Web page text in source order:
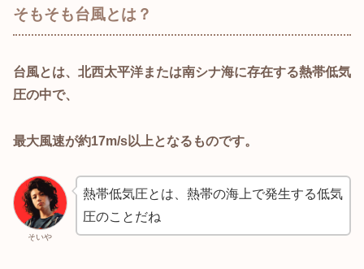
そもそも台風とは？
台風とは、北西太平洋または南シナ海に存在する熱帯低気
圧の中で、
最大風速が約17m/s以上となるものです。
そいや
熱帯低気圧とは、熱帯の海上で発生する低気
圧のことだね